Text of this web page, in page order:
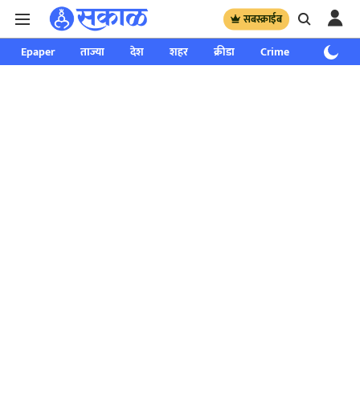
सबस्क्राईब
Epaper ताज्या देश शहर क्रीडा Crime साप्ताहिक